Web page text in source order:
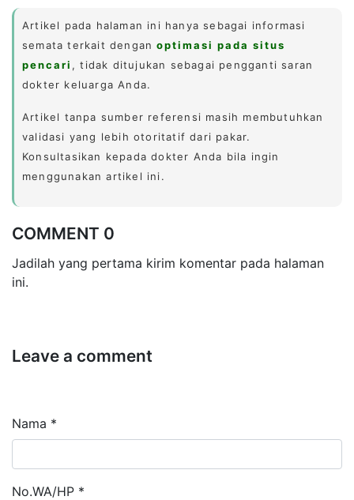
Artikel pada halaman ini hanya sebagai informasi
semata terkait denganoptimasi pada situs
pencari , tidak ditujukan sebagai pengganti saran
dokter keluarga Anda.
Artikel tanpa sumber referensi masih membutuhkan
validasi yang lebih otoritatif dari pakar.
Konsultasikan kepada dokter Anda bila ingin
menggunakan artikel ini.
COMMENT 0
Jadilah yang pertama kirim komentar pada halaman
ini.
Leave a comment
Nama *
No.WA/HP *